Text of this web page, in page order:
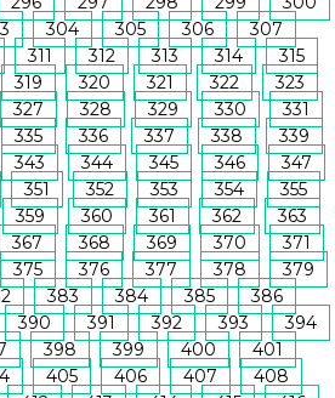
304 305 306
307
311 312 313 314
315
319 320 321 322
323
327 328 329 330
331
335 336 337 338
339
343 344 345 346
347
351 352 353 354
355
359 360 361 362
363
367 368 369 370
371
375 376 377 378
379
383 384 385
386
390 391 392 393
394
398 399 400
401
405 406 407
408